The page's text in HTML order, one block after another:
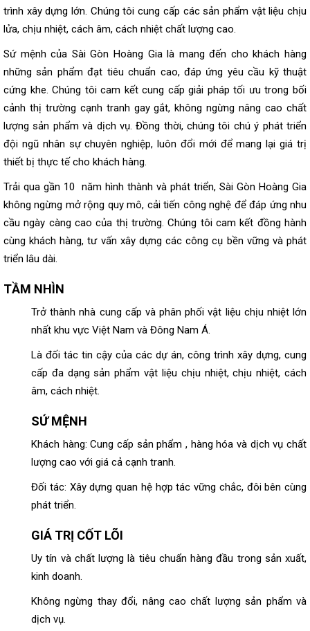
trình xây dựng lớn. Chúng tôi cung cấp các sản phẩm vật liệu chịu
lửa, chịu nhiệt, cách âm, cách nhiệt chất lượng cao.
Sứ mệnh của Sài Gòn Hoàng Gia là mang đến cho khách hàng
những sản phẩm đạt tiêu chuẩn cao, đáp ứng yêu cầu kỹ thuật
cứng khe. Chúng tôi cam kết cung cấp giải pháp tối ưu trong bối
cảnh thị trường cạnh tranh gay gắt, không ngừng nâng cao chất
lượng sản phẩm và dịch vụ. Đồng thời, chúng tôi chú ý phát triển
đội ngũ nhân sự chuyên nghiệp, luôn đổi mới để mang lại giá trị
thiết bị thực tế cho khách hàng.
Trải qua gần 10 năm hình thành và phát triển, Sài Gòn Hoàng Gia
không ngừng mở rộng quy mô, cải tiến công nghệ để đáp ứng nhu
cầu ngày càng cao của thị trường. Chúng tôi cam kết đồng hành
cùng khách hàng, tư vấn xây dựng các công cụ bền vững và phát
triển lâu dài.
TẦM NHÌN
Trở thành nhà cung cấp và phân phối vật liệu chịu nhiệt lớn
nhất khu vực Việt Nam và Đông Nam Á.
Là đối tác tin cậy của các dự án, công trình xây dựng, cung
cấp đa dạng sản phẩm vật liệu chịu nhiệt, chịu nhiệt, cách
âm, cách nhiệt.
SỨ MỆNH
Khách hàng: Cung cấp sản phẩm , hàng hóa và dịch vụ chất
lượng cao với giá cả cạnh tranh.
Đối tác: ​Xây dựng quan hệ hợp tác vững chắc, đôi bên cùng
phát triển.
GIÁ TRỊ CỐT LÕI
Uy tín và chất lượng là tiêu chuẩn hàng đầu trong sản xuất,
kinh doanh.
Không ngừng thay đổi, nâng cao chất lượng sản phẩm và
dịch vụ.